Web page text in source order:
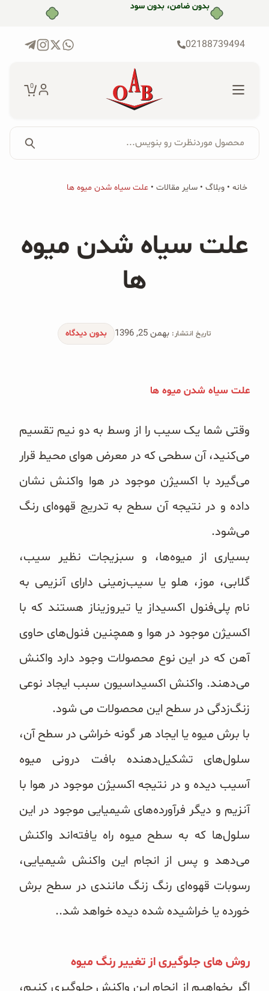
بدون ضامن، بدون سود
02188739494
0
برای:
جستجو...
پکیج‌ها
محصولات ارگانیک
محصولات جو دوسر
شیرین کننده های طبیعی
کینوا
ترشی و شور
چاشنی‌ها و سرکه‌‌ها
زیتون و روغن زیتون
صبحانه و میان وعده
سبوس و جوانه‌ها
پک سلامتی OAB
وبلاگ
محصول موردنظرت رو بنویس...
خانه • وبلاگ • سایر مقالات • علت سیاه شدن میوه ها
علت سیاه شدن میوه
ها
تاریخ انتشار: بهمن 25, 1396 بدون دیدگاه
علت سیاه شدن میوه ها
وقتی شما یک سیب را از وسط به دو نیم تقسیم
می‌کنید، آن سطحی که در معرض هوای محیط قرار
می‌گیرد با اکسیژن موجود در هوا واکنش نشان
داده و در نتیجه آن سطح به تدریج قهوه‌ای رنگ
می‌شود.
بسیاری از میوه‌ها، و سبزیجات نظیر سیب،
گلابی،‌ موز، هلو یا سیب‌زمینی دارای آنزیمی به
نام پلی‌فنول اکسیداز یا تیروزیناز هستند که با
اکسیژن موجود در هوا و همچنین فنول‌های حاوی
آهن که در این نوع محصولات وجود دارد واکنش
می‌دهند. واکنش اکسیداسیون سبب ایجاد نوعی
زنگ‌زدگی در سطح این محصولات می شود.
با برش میوه‌ یا ایجاد هر گونه خراشی در سطح آن،
سلول‌های تشکیل‌دهنده بافت درونی میوه
آسیب‌ دیده و در نتیجه اکسیژن موجود در هوا با
آنزیم و دیگر فرآورده‌های شیمیایی موجود در این
سلول‌ها که به سطح میوه راه یافته‌اند واکنش
می‌‌‌دهد و پس از انجام این واکنش شیمیایی،
رسوبات قهوه‌ای رنگ زنگ مانندی در سطح برش
خورده یا خراشیده شده دیده خواهد شد..
روش های جلوگیری از تغییر رنگ میوه
اگر بخواهیم از انجام این واکنش جلوگیری کنیم،